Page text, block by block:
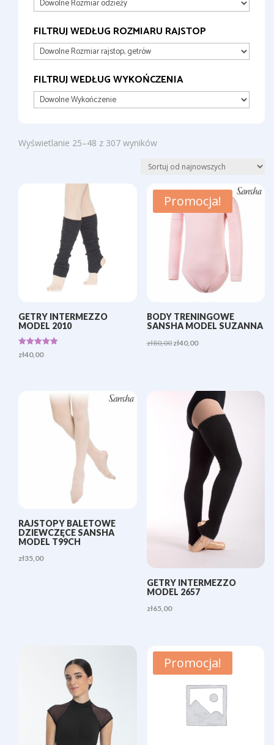
FILTRUJ WEDŁUG ROZMIARU RAJSTOP
FILTRUJ WEDŁUG WYKOŃCZENIA
Wyświetlanie 25–48 z 307 wynikówPosortowane
najnowszych
GETRY INTERMEZZO
MODEL 2010
Oceniono
5.00
zł40,00
Promocja!
BODY TRENINGOWE
SANSHA MODEL SUZANNA
zł80,00Pierwotna
zł80,00.
zł40,00Aktualna
zł40,00.
RAJSTOPY BALETOWE
DZIEWCZĘCE SANSHA
MODEL T99CH
zł35,00
GETRY INTERMEZZO
MODEL 2657
zł65,00
Promocja!